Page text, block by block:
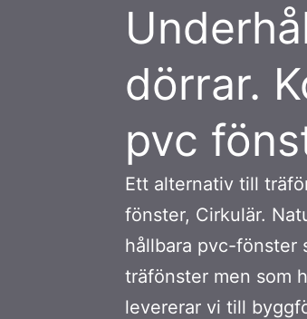
dörrar.
pvc
Ett alternativ till
fönster, Cirkulär.
hållbara pvc-fönster
träfönster men som
levererar vi till